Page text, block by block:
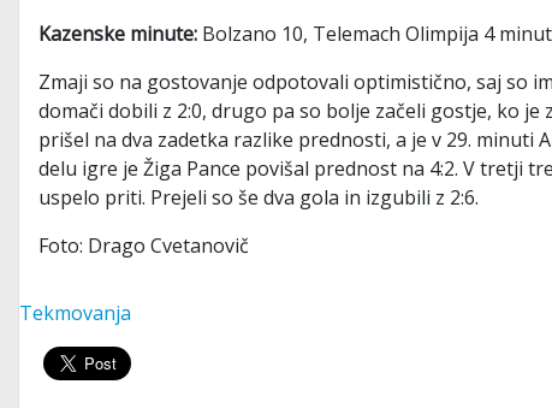
Kazenske minute: Bolzano 10, Telemach Olimpija 4
Zmaji so na gostovanje odpotovali optimistično, saj so
domači dobili z 2:0, drugo pa so bolje začeli gostje, ko
prišel na dva zadetka razlike prednosti, a je v 29. minuti
delu igre je Žiga Pance povišal prednost na 4:2. V tretji
uspelo priti. Prejeli so še dva gola in izgubili z 2:6.
Foto: Drago Cvetanovič
Tekmovanja